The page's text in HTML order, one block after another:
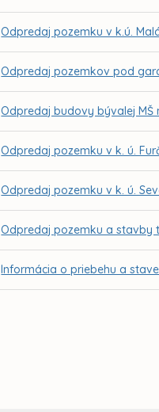
Odpredaj pozemku v k.ú.
Odpredaj pozemkov pod
Odpredaj budovy bývalej MŠ
Odpredaj pozemku v k. ú.
Odpredaj pozemku v k. ú.
Odpredaj pozemku a stavby
Informácia o priebehu a